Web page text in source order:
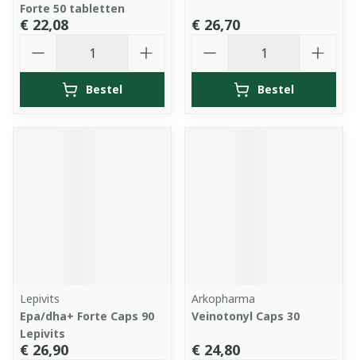
Forte 50 tabletten
€ 22,08
Bestel
€ 26,70
Bestel
Lepivits
Epa/dha+ Forte Caps 90
Lepivits
€ 26,90
Arkopharma
Veinotonyl Caps 30
€ 24,80